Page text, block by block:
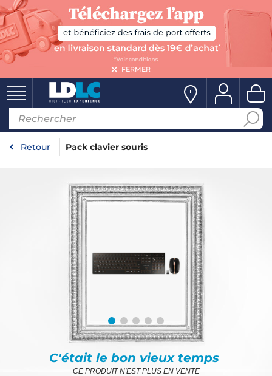
FERMER
Retour Pack clavier souris
C'était le bon vieux temps
CE PRODUIT N'EST PLUS EN VENTE